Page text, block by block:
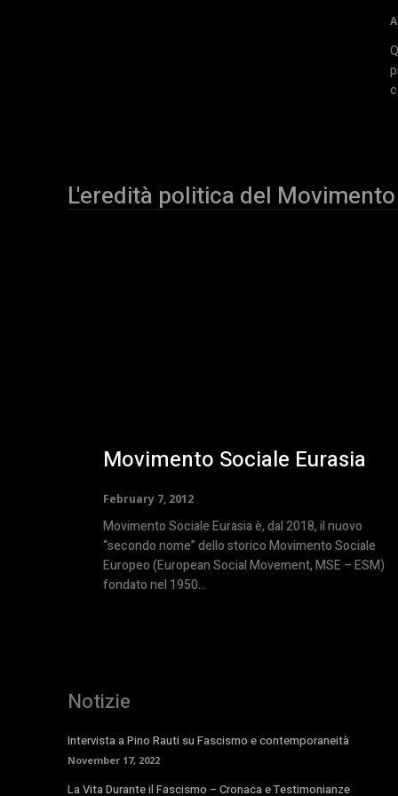
L'eredità politica del
Movimento Sociale Eurasia
February 7, 2012
Movimento Sociale Eurasia è, dal 2018, il nuovo
“secondo nome” dello storico Movimento Sociale
Europeo (European Social Movement, MSE – ESM)
fondato nel 1950...
Notizie
Intervista a Pino Rauti su Fascismo e contemporaneità
November 17, 2022
La Vita Durante il Fascismo – Cronaca e Testimonianze